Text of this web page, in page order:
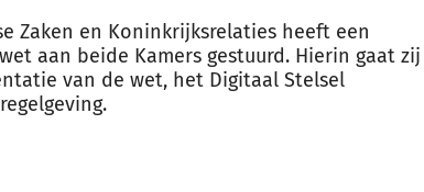
Zaken en Koninkrijksrelaties heeft een
aan beide Kamers gestuurd. Hierin gaat zij
van de wet, het Digitaal Stelsel